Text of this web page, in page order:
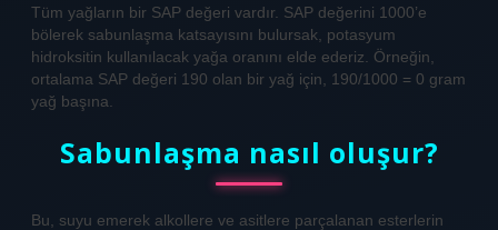
Tüm yağların bir SAP değeri vardır. SAP değerini 1000’e
bölerek sabunlaşma katsayısını bulursak, potasyum
hidroksitin kullanılacak yağa oranını elde ederiz. Örneğin,
ortalama SAP değeri 190 olan bir yağ için, 190/1000 = 0 gram
yağ başına.
Sabunlaşma nasıl oluşur?
Bu, suyu emerek alkollere ve asitlere parçalanan esterlerin